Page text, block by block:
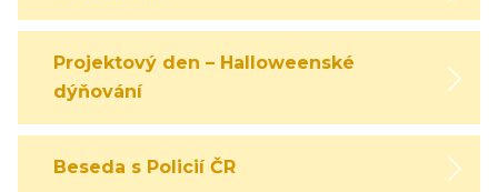
Projektový den – Halloweenské
dýňování
Beseda s Policií ČR